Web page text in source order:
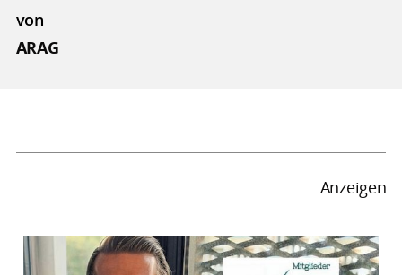
von
ARAG
Anzeigen